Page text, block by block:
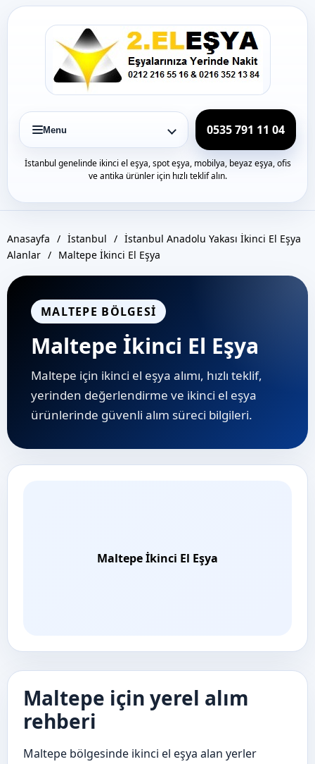
Icerige
Menu 0535 791 11 04
İstanbul genelinde ikinci el eşya, spot eşya, mobilya, beyaz eşya, ofis
ve antika ürünler için hızlı teklif alın.
Anasayfa / İstanbul / İstanbul Anadolu Yakası İkinci El Eşya
Alanlar / Maltepe İkinci El Eşya
MALTEPE BÖLGESI
Maltepe İkinci El Eşya
Maltepe için ikinci el eşya alımı, hızlı teklif,
yerinden değerlendirme ve i̇kinci el eşya
ürünlerinde güvenli alım süreci bilgileri.
Maltepe İkinci El Eşya
Maltepe için yerel alım
rehberi
Maltepe bölgesinde ikinci el eşya alan yerler